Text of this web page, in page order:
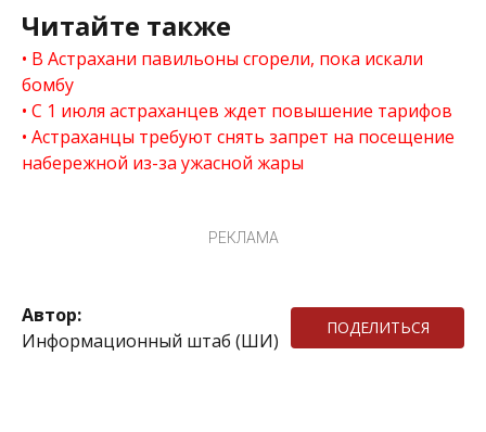
Читайте также
В Астрахани павильоны сгорели, пока искали
бомбу
С 1 июля астраханцев ждет повышение тарифов
Астраханцы требуют снять запрет на посещение
набережной из-за ужасной жары
РЕКЛАМА
Автор:
Информационный штаб (ШИ)
ПОДЕЛИТЬСЯ